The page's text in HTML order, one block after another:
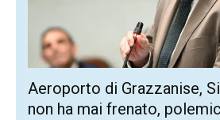
Aeroporto di Grazzanise,
non ha mai frenato,